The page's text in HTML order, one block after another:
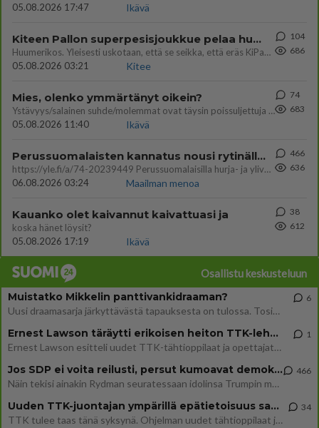
05.08.2026 17:47
Ikävä
Kiteen Pallon superpesisjoukkue pelaa huumeiden vaikutuksen alaisena
Huumerikos. Yleisesti uskotaan, että se seikka, että eräs KiPan pelaaja kärähtää huumeista, on vain jäävuoren huippu. M
05.08.2026 03:21
Kitee
104
686
Mies, olenko ymmärtänyt oikein?
Ystävyys/salainen suhde/molemmat ovat täysin poissuljettuja asioita? Nainen
05.08.2026 11:40
Ikävä
74
683
Perussuomalaisten kannatus nousi rytinällä Ylen tänään julkaisemassa tuoreimmassa gallup-kyselyssä.
https://yle.fi/a/74-20239449 Perussuomalaisilla hurja- ja ylivoimaisesti suurin nousu tässä uudessa Ylen gallupissa. Kyl
06.08.2026 03:24
Maailman menoa
466
636
Kauanko olet kaivannut kaivattuasi ja
koska hänet löysit?
05.08.2026 17:19
Ikävä
38
612
Osallistu keskusteluun
Muistatko Mikkelin panttivankidraaman?
Uusi draamasarja järkyttävästä tapauksesta on tulossa. Tositapahtumiin perustuva sarja ammentaa vuoden 1986 Mikkelin pan
6
Ernest Lawson täräytti erikoisen heiton TTK-lehdistötilaisuudessa: " Onko tässä tarkoituksena...?"
Ernest Lawson esitteli uudet TTK-tähtioppilaat ja opettajat torstaina 6.8. lehdistölle. Tulevalla kaudella on yksi hausk
1
Jos SDP ei voita reilusti, persut kumoavat demokratian Suomesta
Näin tekisi ainakin Rydman seuratessaan idolinsa Trumpin mallia https://www.is.fi/politiikka/art-2000012187244.html
466
Uuden TTK-juontajan ympärillä epätietoisuus sakenee - Nyt MTV hämmentää soppaa
TTK tulee taas tänä syksynä. Ohjelman uudet tähtioppilaat julkistetaan torstaina 6. elokuuta klo 14 alkavassa lehdistö
34